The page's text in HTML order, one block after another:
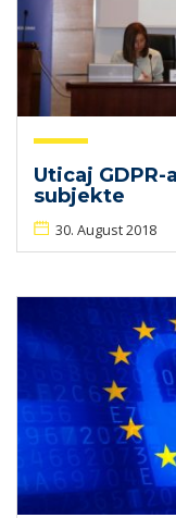
Uticaj
subjekte
30. August 2018